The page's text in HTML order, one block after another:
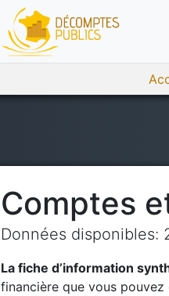
Comptes
Données disponibles:
La fiche d’information
financière que vous pouvez